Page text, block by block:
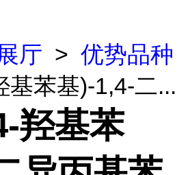
厅 > 优势品种
基苯基)-1,4-二...
羟基苯